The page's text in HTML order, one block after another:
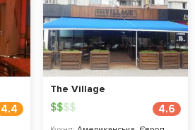
4.4
The Village
4.6
$$$$